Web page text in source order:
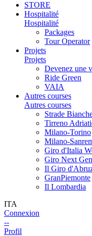
STORE
Hospitalité
Hospitalité
Packages
Tour Operator
Projets
Projets
Devenez une
Ride Green
VAIA
Autres courses
Autres courses
Strade
Tirreno
Milano-Torino
Milano-
Giro d'Italia
Giro Next Gen
Il Giro
GranPiemonte
Il Lombardia
ITA
Connexion
--
Profil